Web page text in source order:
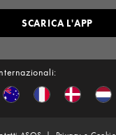
SCARICA L'APP